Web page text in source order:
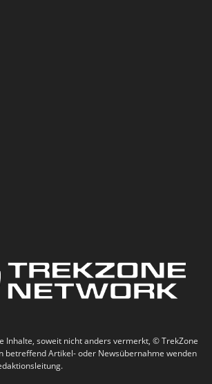
Inhalte, soweit nicht anders vermerkt, © TrekZone
betreffend Artikel- oder Newsübernahme wenden